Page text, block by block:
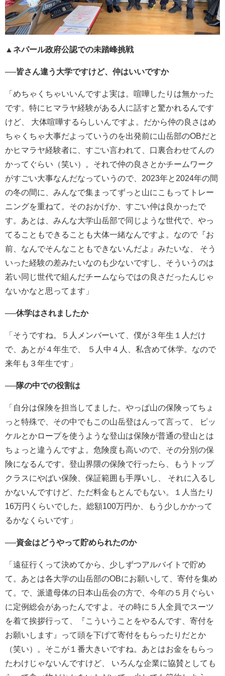
▲ネパール政府公認での未踏峰挑戦
──皆さん違う大学ですけど、仲はいいですか
「めちゃくちゃいいんですよ実は。喧嘩したりは無かった
です。特にヒマラヤ経験がある人に話すと驚かれるんです
けど、 大体喧嘩するらしいんですよ。だから仲の良さはめ
ちゃくちゃ大事だよっていうのを出発前に山岳部のOBだと
かヒマラヤ経験者に、すごい言われて、口裏合わせてんの
かってぐらい（笑い）。それで仲の良さとかチームワーク
がすごい大事なんだなっていうので、2023年と2024年の間
の冬の間に、みんなで集まってずっと山にこもってトレー
ニングを重ねて。そのおかげか、すごい仲は良かったで
す。あとは、みんな大学山岳部で同じような世代で、やっ
てることもできることも大体一緒なんですよ。なので『お
前、なんでそんなこともできないんだよ』みたいな、 そう
いった経験の差みたいなのも少ないですし、そういうのは
若い同じ世代で組んだチームならではの良さだったんじゃ
ないかなと思ってます」
──休学はされましたか
「そうですね。５人メンバーいて、僕が３年生１人だけ
で、あとが４年生で、 ５人中４人、私含めて休学。なので
来年も３年生です」
──隊の中での役割は
「自分は保険を担当してました。やっぱ山の保険ってちょ
っと特殊で、その中でもこの山岳登はんって言って、 ピッ
ケルとかロープを使うような登山は保険が普通の登山とは
ちょっと違うんですよ。危険度も高いので、その分別の保
険になるんです。登山界隈の保険で行ったら、もうトップ
クラスにやばい保険、保証範囲も手厚いし、 それに入るし
かないんですけど、 ただ料金もとんでもない。１人当たり
16万円くらいでした。 総額100万円か、もう少しかかって
るかなくらいです」
──資金はどうやって貯められたのか
「遠征行くって決めてから、少しずつアルバイトで貯め
て。あとは各大学の山岳部のOBにお願いして、寄付を集め
て。で、派遣母体の日本山岳会の方で、今年の５月ぐらい
に定例総会があったんですよ。その時に５人全員でスーツ
を着て挨拶行って、『こういうことをやるんです、寄付を
お願いします』って頭を下げて寄付をもらったりだとか
（笑い）。そこが１番大きいですね。あとはお金をもらっ
たわけじゃないんですけど、 いろんな企業に協賛としても